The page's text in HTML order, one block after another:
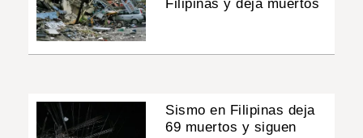
Filipinas y deja muertos
Sismo en Filipinas deja
69 muertos y siguen